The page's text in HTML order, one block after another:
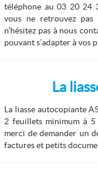
téléphone au 03 20 24
vous ne retrouvez pas
n’hésitez pas à nous
pouvant s’adapter à vos
La
La liasse autocopiante
2 feuillets minimum à 5
merci de demander un
factures et petits